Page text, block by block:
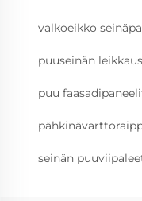
valkoeikko
puuseinän
puu
seinän